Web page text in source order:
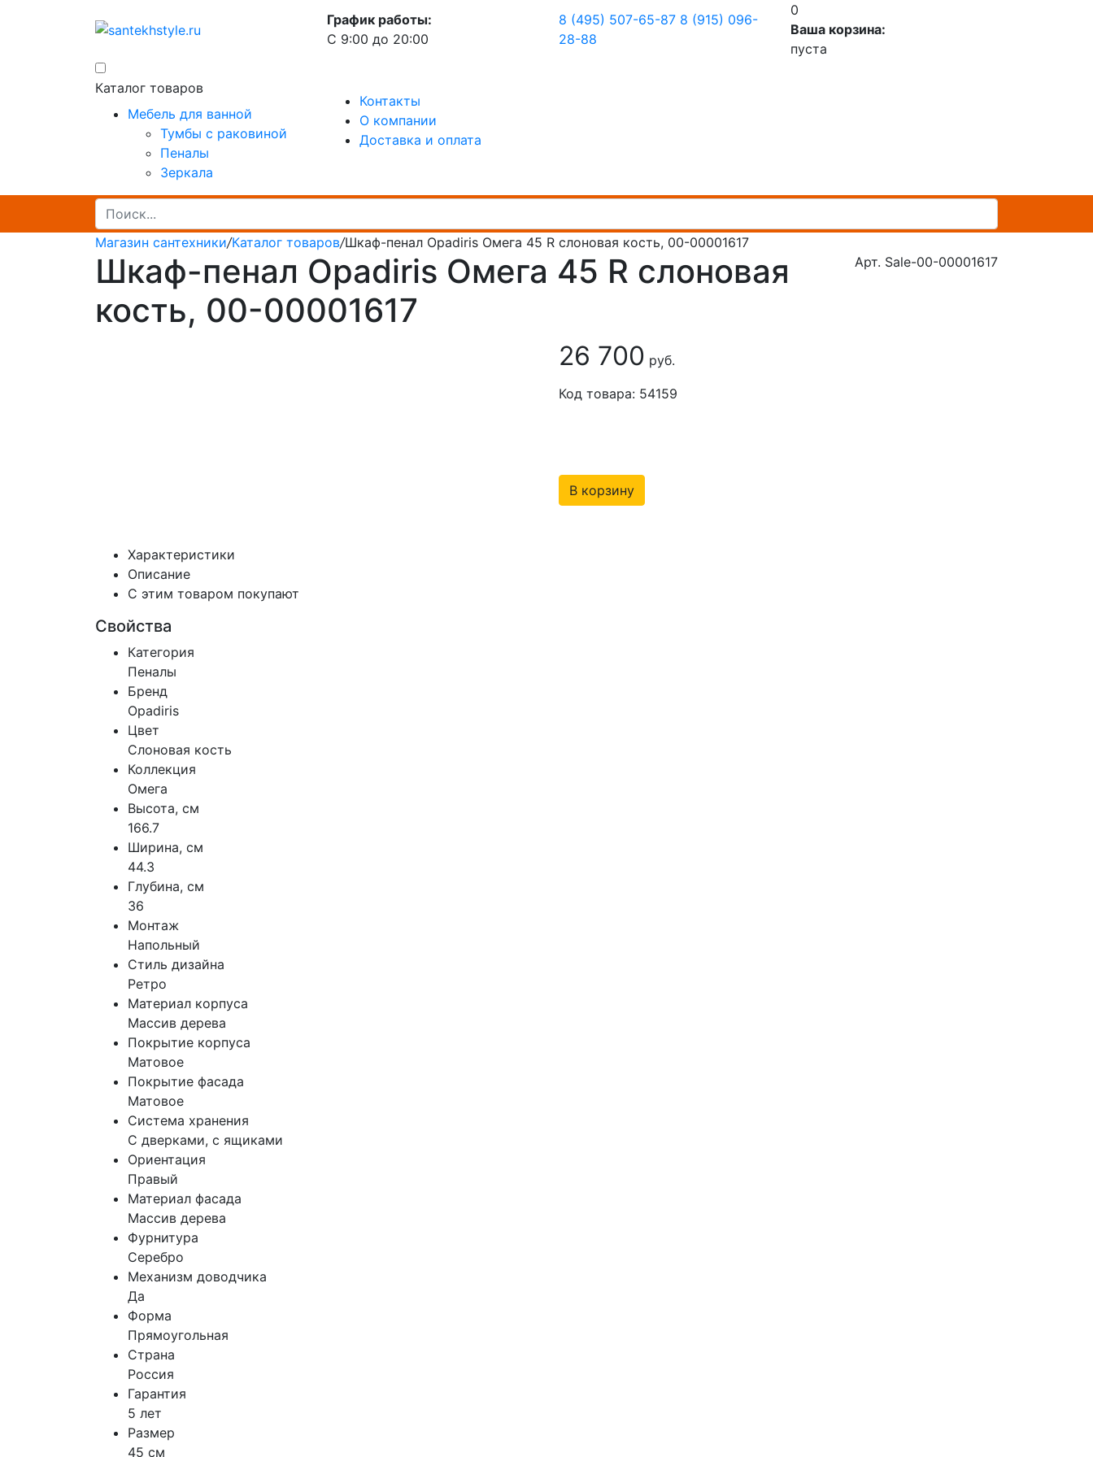
График работы:
С 9:00 до 20:00
8 (495) 507-65-87 8 (915) 096-
28-88
0
Ваша корзина:
пуста
Каталог товаров
Мебель для ванной
Тумбы с раковиной
Пеналы
Зеркала
Контакты
О компании
Доставка и оплата
Магазин сантехники/Каталог товаров/Шкаф-пенал Opadiris Омега 45 R слоновая кость, 00-00001617
Арт. Sale-00-00001617
Шкаф-пенал Opadiris Омега 45 R слоновая
кость, 00-00001617
26 700 руб.
Код товара: 54159
В корзину
Характеристики
Описание
С этим товаром покупают
Свойства
Категория
Пеналы
Бренд
Opadiris
Цвет
Слоновая кость
Коллекция
Омега
Высота, см
166.7
Ширина, см
44.3
Глубина, см
36
Монтаж
Напольный
Стиль дизайна
Ретро
Материал корпуса
Массив дерева
Покрытие корпуса
Матовое
Покрытие фасада
Матовое
Система хранения
С дверками, с ящиками
Ориентация
Правый
Материал фасада
Массив дерева
Фурнитура
Серебро
Механизм доводчика
Да
Форма
Прямоугольная
Страна
Россия
Гарантия
5 лет
Размер
45 см